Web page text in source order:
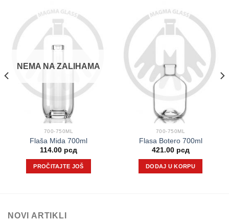
NEMA NA ZALIHAMA
700-750ML
Flaša Mida 700ml
114.00 рсд
PROČITAJTE JOŠ
700-750ML
Flasa Botero 700ml
421.00 рсд
DODAJ U KORPU
NOVI ARTIKLI